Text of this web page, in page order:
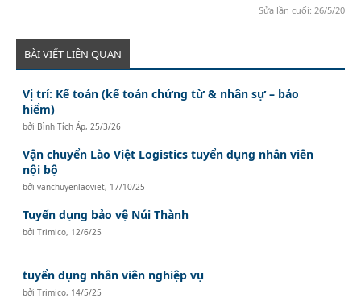
Sửa lần cuối: 26/5/20
BÀI VIẾT LIÊN QUAN
Vị trí: Kế toán (kế toán chứng từ & nhân sự – bảo
hiểm)
bởi Bình Tích Áp,25/3/26
Vận chuyển Lào Việt Logistics tuyển dụng nhân viên
nội bộ
bởivanchuyenlaoviet, 17/10/25
Tuyển dụng bảo vệ Núi Thành
bởiTrimico, 12/6/25
tuyển dụng nhân viên nghiệp vụ
bởiTrimico, 14/5/25